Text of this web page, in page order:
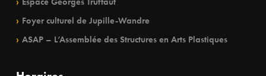
Foyer culturel de Jupille-Wandre
ASAP – L’Assemblée des Structures en Arts Plastiques